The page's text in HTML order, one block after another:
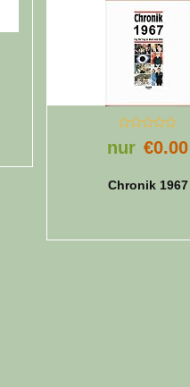
nur €0.00
Chronik 1967